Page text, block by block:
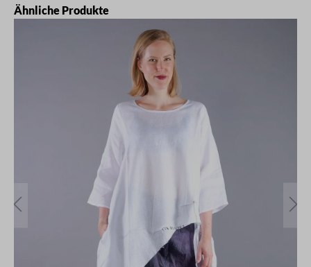
Produktgalerie überspringen
Ähnliche Produkte